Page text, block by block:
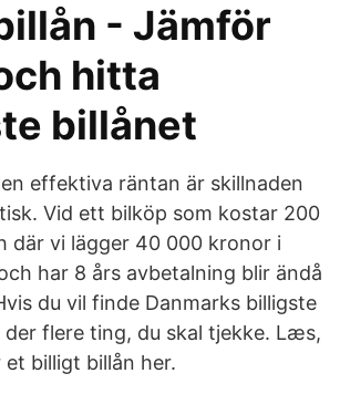
- Jämför
hitta
billånet
effektiva räntan är skillnaden
Vid ett bilköp som kostar 200
där vi lägger 40 000 kronor i
har 8 års avbetalning blir ändå
du vil finde Danmarks billigste
der flere ting, du skal tjekke. Læs,
billigt billån her.